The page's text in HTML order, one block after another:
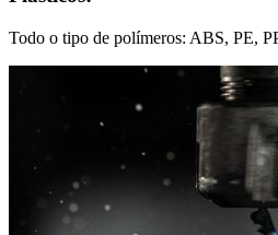
Todo o tipo de polímeros: ABS, PE,